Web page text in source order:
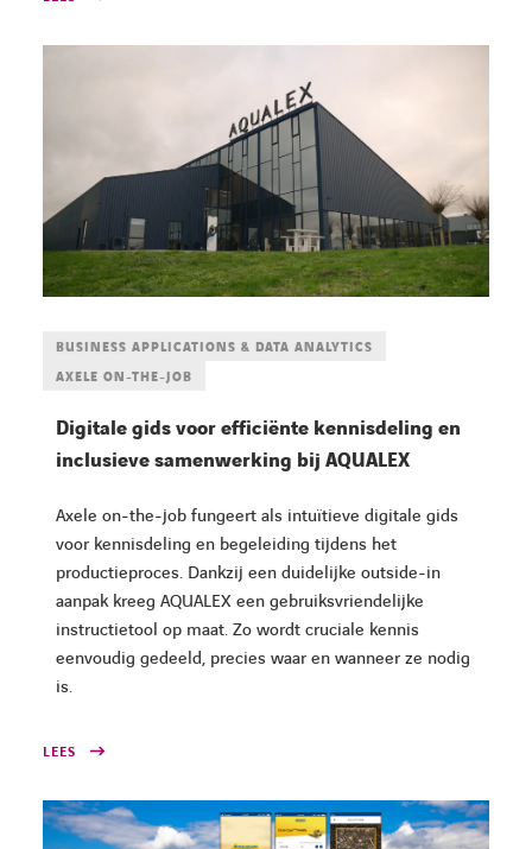
FACEBOOKLINKEDINYOUTUBE
BUSINESS APPLICATIONS & DATA ANALYTICS
AXELE ON-THE-JOB
Digitale gids voor efficiënte kennisdeling en
inclusieve samenwerking bij AQUALEX
Axele on-the-job fungeert als intuïtieve digitale gids
voor kennisdeling en begeleiding tijdens het
productieproces. Dankzij een duidelijke outside-in
aanpak kreeg AQUALEX een gebruiksvriendelijke
instructietool op maat. Zo wordt cruciale kennis
eenvoudig gedeeld, precies waar en wanneer ze nodig
is.
LEES